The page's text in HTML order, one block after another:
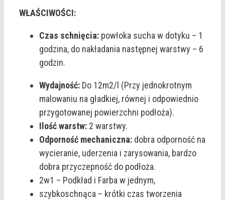
WŁAŚCIWOŚCI:
Czas schnięcia: powłoka sucha w dotyku – 1
godzina, do nakładania następnej warstwy – 6
godzin.
Wydajność: Do 12m2/l (Przy jednokrotnym
malowaniu na gładkiej, równej i odpowiednio
przygotowanej powierzchni podłoża).
Ilość warstw: 2 warstwy.
Odporność mechaniczna: dobra odporność na
wycieranie, uderzenia i zarysowania, bardzo
dobra przyczepność do podłoża.
2w1 – Podkład i Farba w jednym,
szybkoschnąca – krótki czas tworzenia